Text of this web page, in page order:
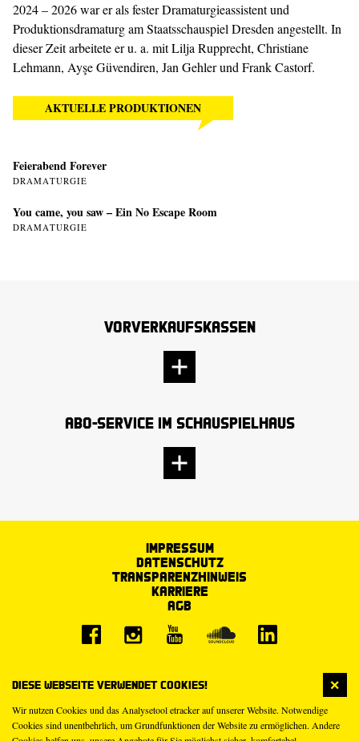
Diese Webseite verwendet Cookies!
Wir nutzen Cookies und das Analysetool etracker auf unserer Website. Notwendige
Cookies sind unentbehrlich, um Grundfunktionen der Website zu ermöglichen. Andere
2024 – 2026 war er als fester Dramaturgieassistent und
Produktionsdramaturg am Staatsschauspiel Dresden angestellt. In
dieser Zeit arbeitete er u. a. mit Lilja Rupprecht, Christiane
Lehmann, Ayşe Güvendiren, Jan Gehler und Frank Castorf.
AKTUELLE PRODUKTIONEN
Feierabend Forever
DRAMATURGIE
You came, you saw – Ein No Escape Room
DRAMATURGIE
Vorverkaufskassen
Abo-Service im Schauspielhaus
Impressum
Datenschutz
Transparenzhinweis
Karriere
AGB